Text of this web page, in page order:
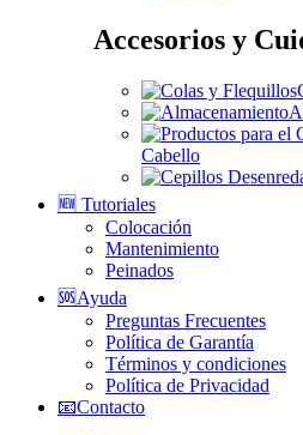
Accesorios y
Cabello
🆕 Tutoriales
Colocación
Mantenimiento
Peinados
🆘Ayuda
Preguntas Frecuentes
Política de Garantía
Términos y condiciones
Política de Privacidad
📧Contacto